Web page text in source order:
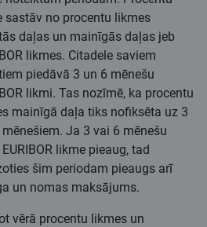
sastāv no procentu likmes
daļas un mainīgās daļas jeb
likmes. Citadele saviem
piedāvā 3 un 6 mēnešu
likmi. Tas nozīmē, ka procentu
mainīgā daļa tiks nofiksēta uz 3
Ja 3 vai 6 mēnešu
likme pieaug, tad
šim periodam pieaugs arī
un nomas maksājums.
vērā procentu likmes un